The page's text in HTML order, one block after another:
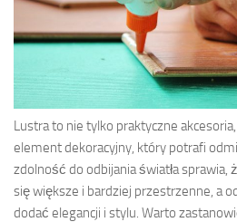
Lustra to nie tylko praktyczne
element dekoracyjny, który potrafi
zdolność do odbijania światła sprawia,
się większe i bardziej przestrzenne, a
dodać elegancji i stylu. Warto